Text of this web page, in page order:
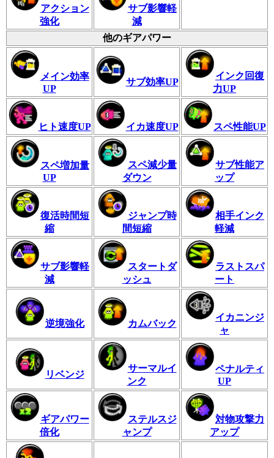
アクション
強化
サブ影響軽
減
他のギアパワー
メイン効率
UP
サブ効率UP
インク回復
力UP
ヒト速度UP イカ速度UP スペ性能UP
スペ増加量
UP
スペ減少量
ダウン
サブ性能ア
ップ
復活時間短
縮
ジャンプ時
間短縮
相手インク
軽減
サブ影響軽
減
スタートダ
ッシュ
ラストスパ
ート
逆境強化 カムバック
イカニンジ
ャ
リベンジ
サーマルイ
ンク
ペナルティ
UP
ギアパワー
倍化
ステルスジ
ャンプ
対物攻撃力
アップ